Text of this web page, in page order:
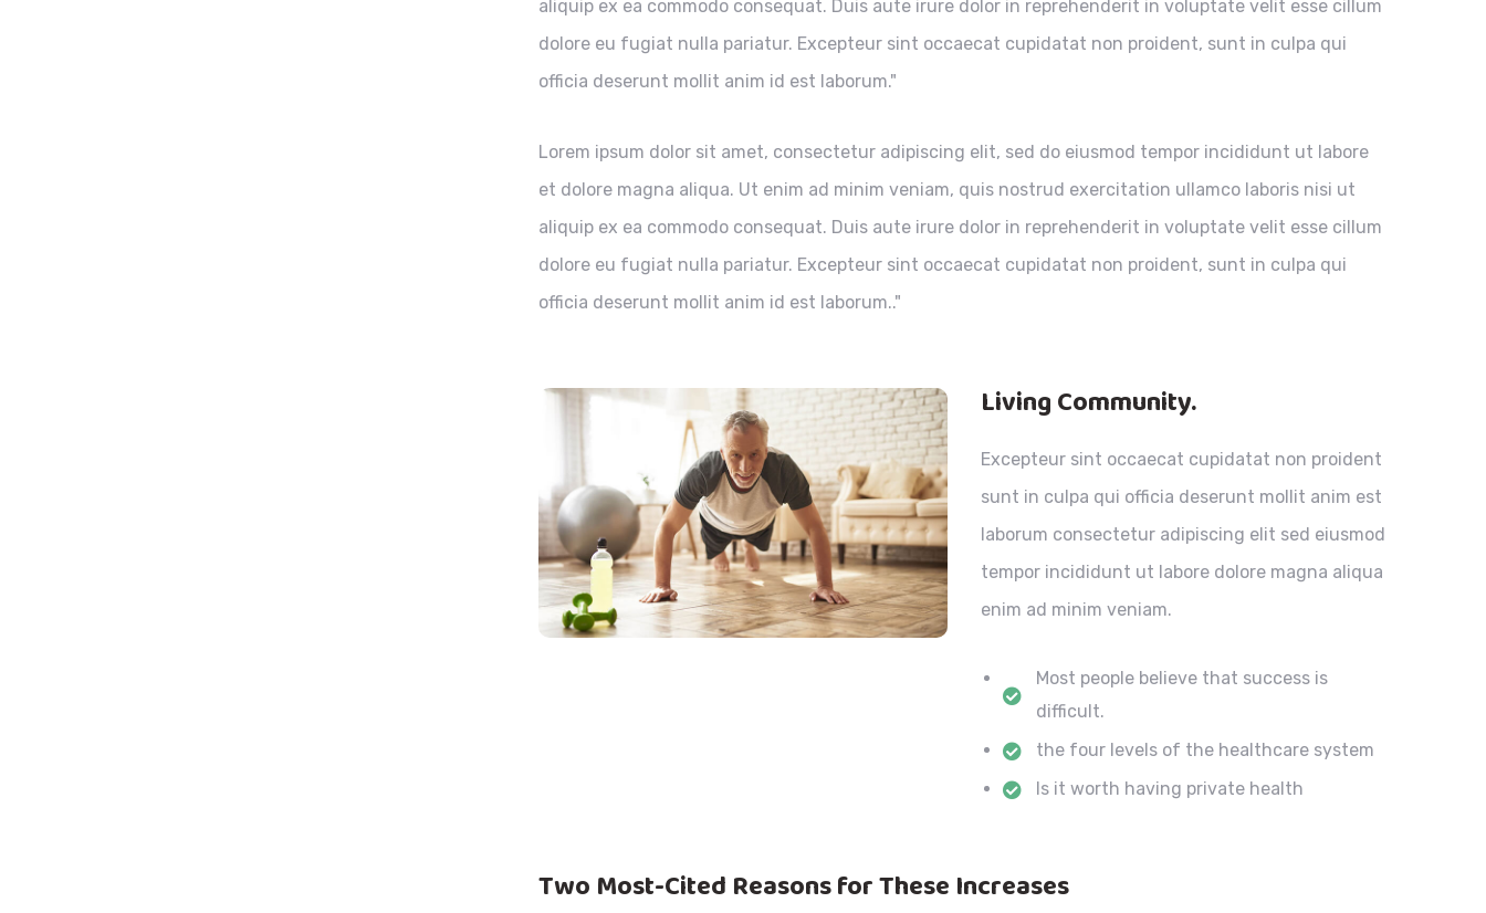
aliquip ex ea commodo consequat. Duis aute irure dolor in reprehenderit in voluptate velit esse cillum
dolore eu fugiat nulla pariatur. Excepteur sint occaecat cupidatat non proident, sunt in culpa qui
officia deserunt mollit anim id est laborum."
Lorem ipsum dolor sit amet, consectetur adipiscing elit, sed do eiusmod tempor incididunt ut labore
et dolore magna aliqua. Ut enim ad minim veniam, quis nostrud exercitation ullamco laboris nisi ut
aliquip ex ea commodo consequat. Duis aute irure dolor in reprehenderit in voluptate velit esse cillum
dolore eu fugiat nulla pariatur. Excepteur sint occaecat cupidatat non proident, sunt in culpa qui
officia deserunt mollit anim id est laborum.."
Living Community.
Excepteur sint occaecat cupidatat non proident
sunt in culpa qui officia deserunt mollit anim est
laborum consectetur adipiscing elit sed eiusmod
tempor incididunt ut labore dolore magna aliqua
enim ad minim veniam.
Most people believe that success is
difficult.
the four levels of the healthcare system
Is it worth having private health
Two Most-Cited Reasons for These Increases